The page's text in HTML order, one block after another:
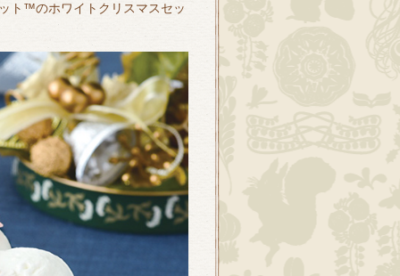
ト™のホワイトクリスマスセッ